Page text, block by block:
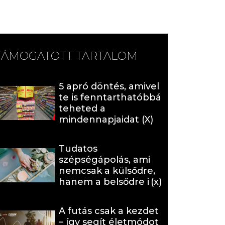
TARTALOM
5 apró döntés, amivel
te is fenntarthatóbbá
teheted a
mindennapjaidat (X)
Tudatos
szépségápolás, ami
nemcsak a külsődre,
hanem a belsődre is
A futás csak a kezdet
– így segít életmódot